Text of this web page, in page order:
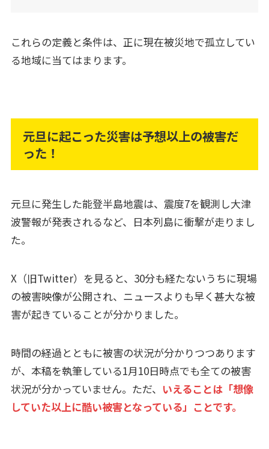
これらの定義と条件は、正に現在被災地で孤立してい
る地域に当てはまります。
元旦に起こった災害は予想以上の被害だ
った！
元旦に発生した能登半島地震は、震度7を観測し大津
波警報が発表されるなど、日本列島に衝撃が走りまし
た。
X（旧Twitter）を見ると、30分も経たないうちに現場
の被害映像が公開され、ニュースよりも早く甚大な被
害が起きていることが分かりました。
時間の経過とともに被害の状況が分かりつつあります
が、本稿を執筆している1月10日時点でも全ての被害
状況が分かっていません。ただ、 いえることは「想像
していた以上に酷い被害となっている」ことです。